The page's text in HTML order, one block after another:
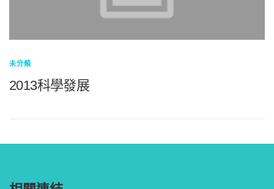
未分類
2013科學發展